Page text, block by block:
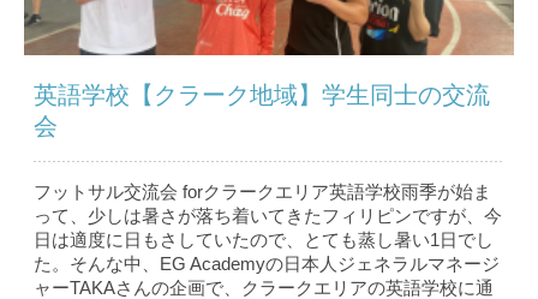
英語学校【クラーク地域】学生同士の交流
会
フットサル交流会 forクラークエリア英語学校雨季が始ま
って、少しは暑さが落ち着いてきたフィリピンですが、今
日は適度に日もさしていたので、とても蒸し暑い1日でし
た。そんな中、EG Academyの日本人ジェネラルマネージ
ャーTAKAさんの企画で、クラークエリアの英語学校に通